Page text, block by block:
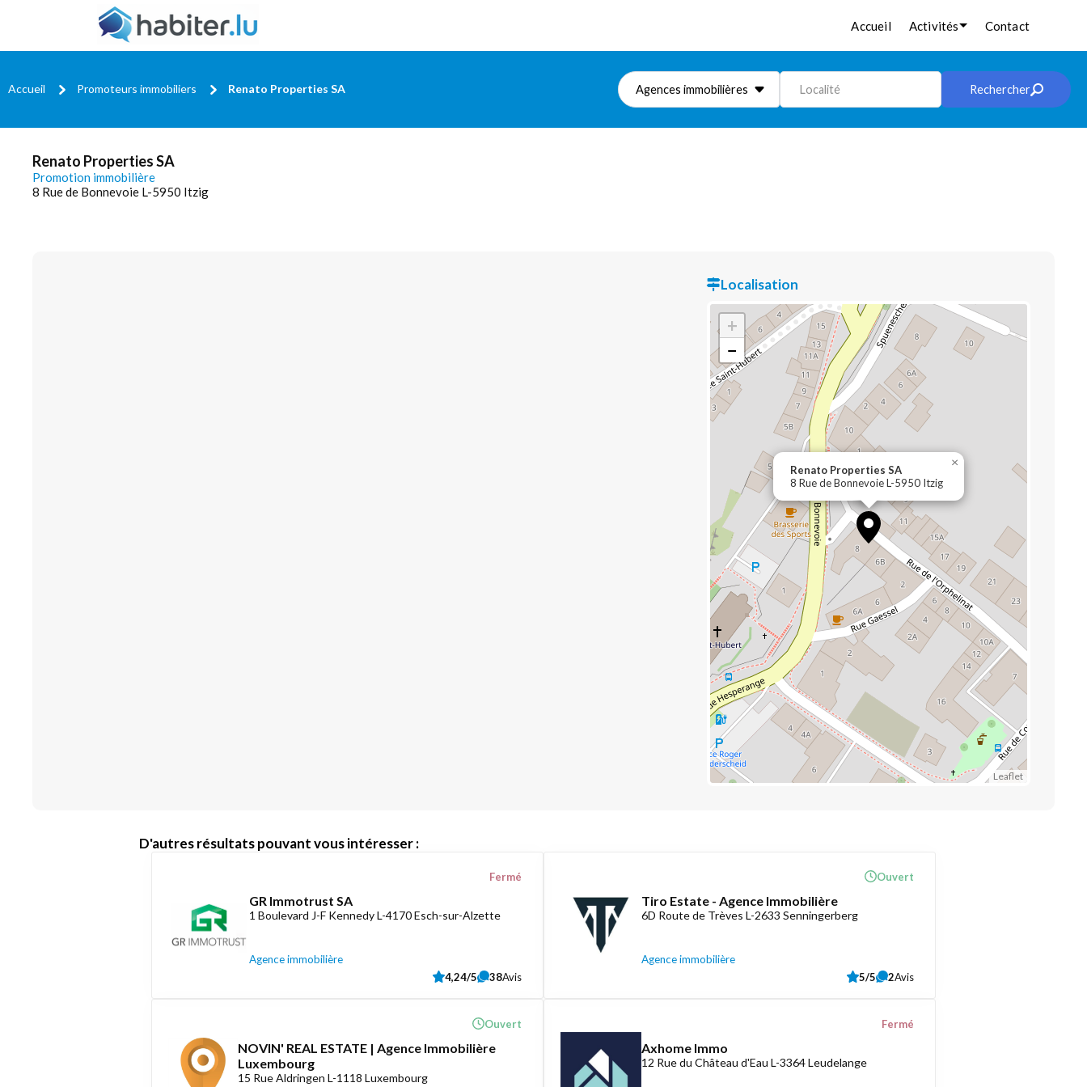
Accueil Activités Contact
Accueil Promoteurs immobiliers Renato Properties SA Agences immobilières Localité Rechercher
Renato Properties SA
Promotion immobilière
8 Rue de Bonnevoie L-5950 Itzig
Localisation
Renato Properties SA
8 Rue de Bonnevoie L-5950 Itzig
×
+
−
Leaflet
D'autres résultats pouvant vous intéresser :
GR Immotrust SA
1 Boulevard J-F Kennedy L-4170 Esch-sur-Alzette
Agence immobilière
Fermé
4,24/5 38Avis
Tiro Estate - Agence Immobilière
6D Route de Trèves L-2633 Senningerberg
Agence immobilière
Ouvert
5/5 2Avis
NOVIN' REAL ESTATE | Agence Immobilière
Luxembourg
15 Rue Aldringen L-1118 Luxembourg
Ouvert
Axhome Immo
12 Rue du Château d'Eau L-3364 Leudelange
Fermé